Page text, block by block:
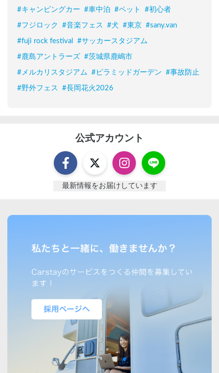
#キャンピングカー #車中泊 #ペット #初心者
#フジロック #音楽フェス #犬 #東京 #sany.van
#fuji rock festival #サッカースタジアム
#鹿島アントラーズ #茨城県鹿嶋市
# メルカリスタジアム # ピラミッドガーデン #事故防止
#野外フェス #長岡花火2026
公式アカウント
最新情報をお届けしています